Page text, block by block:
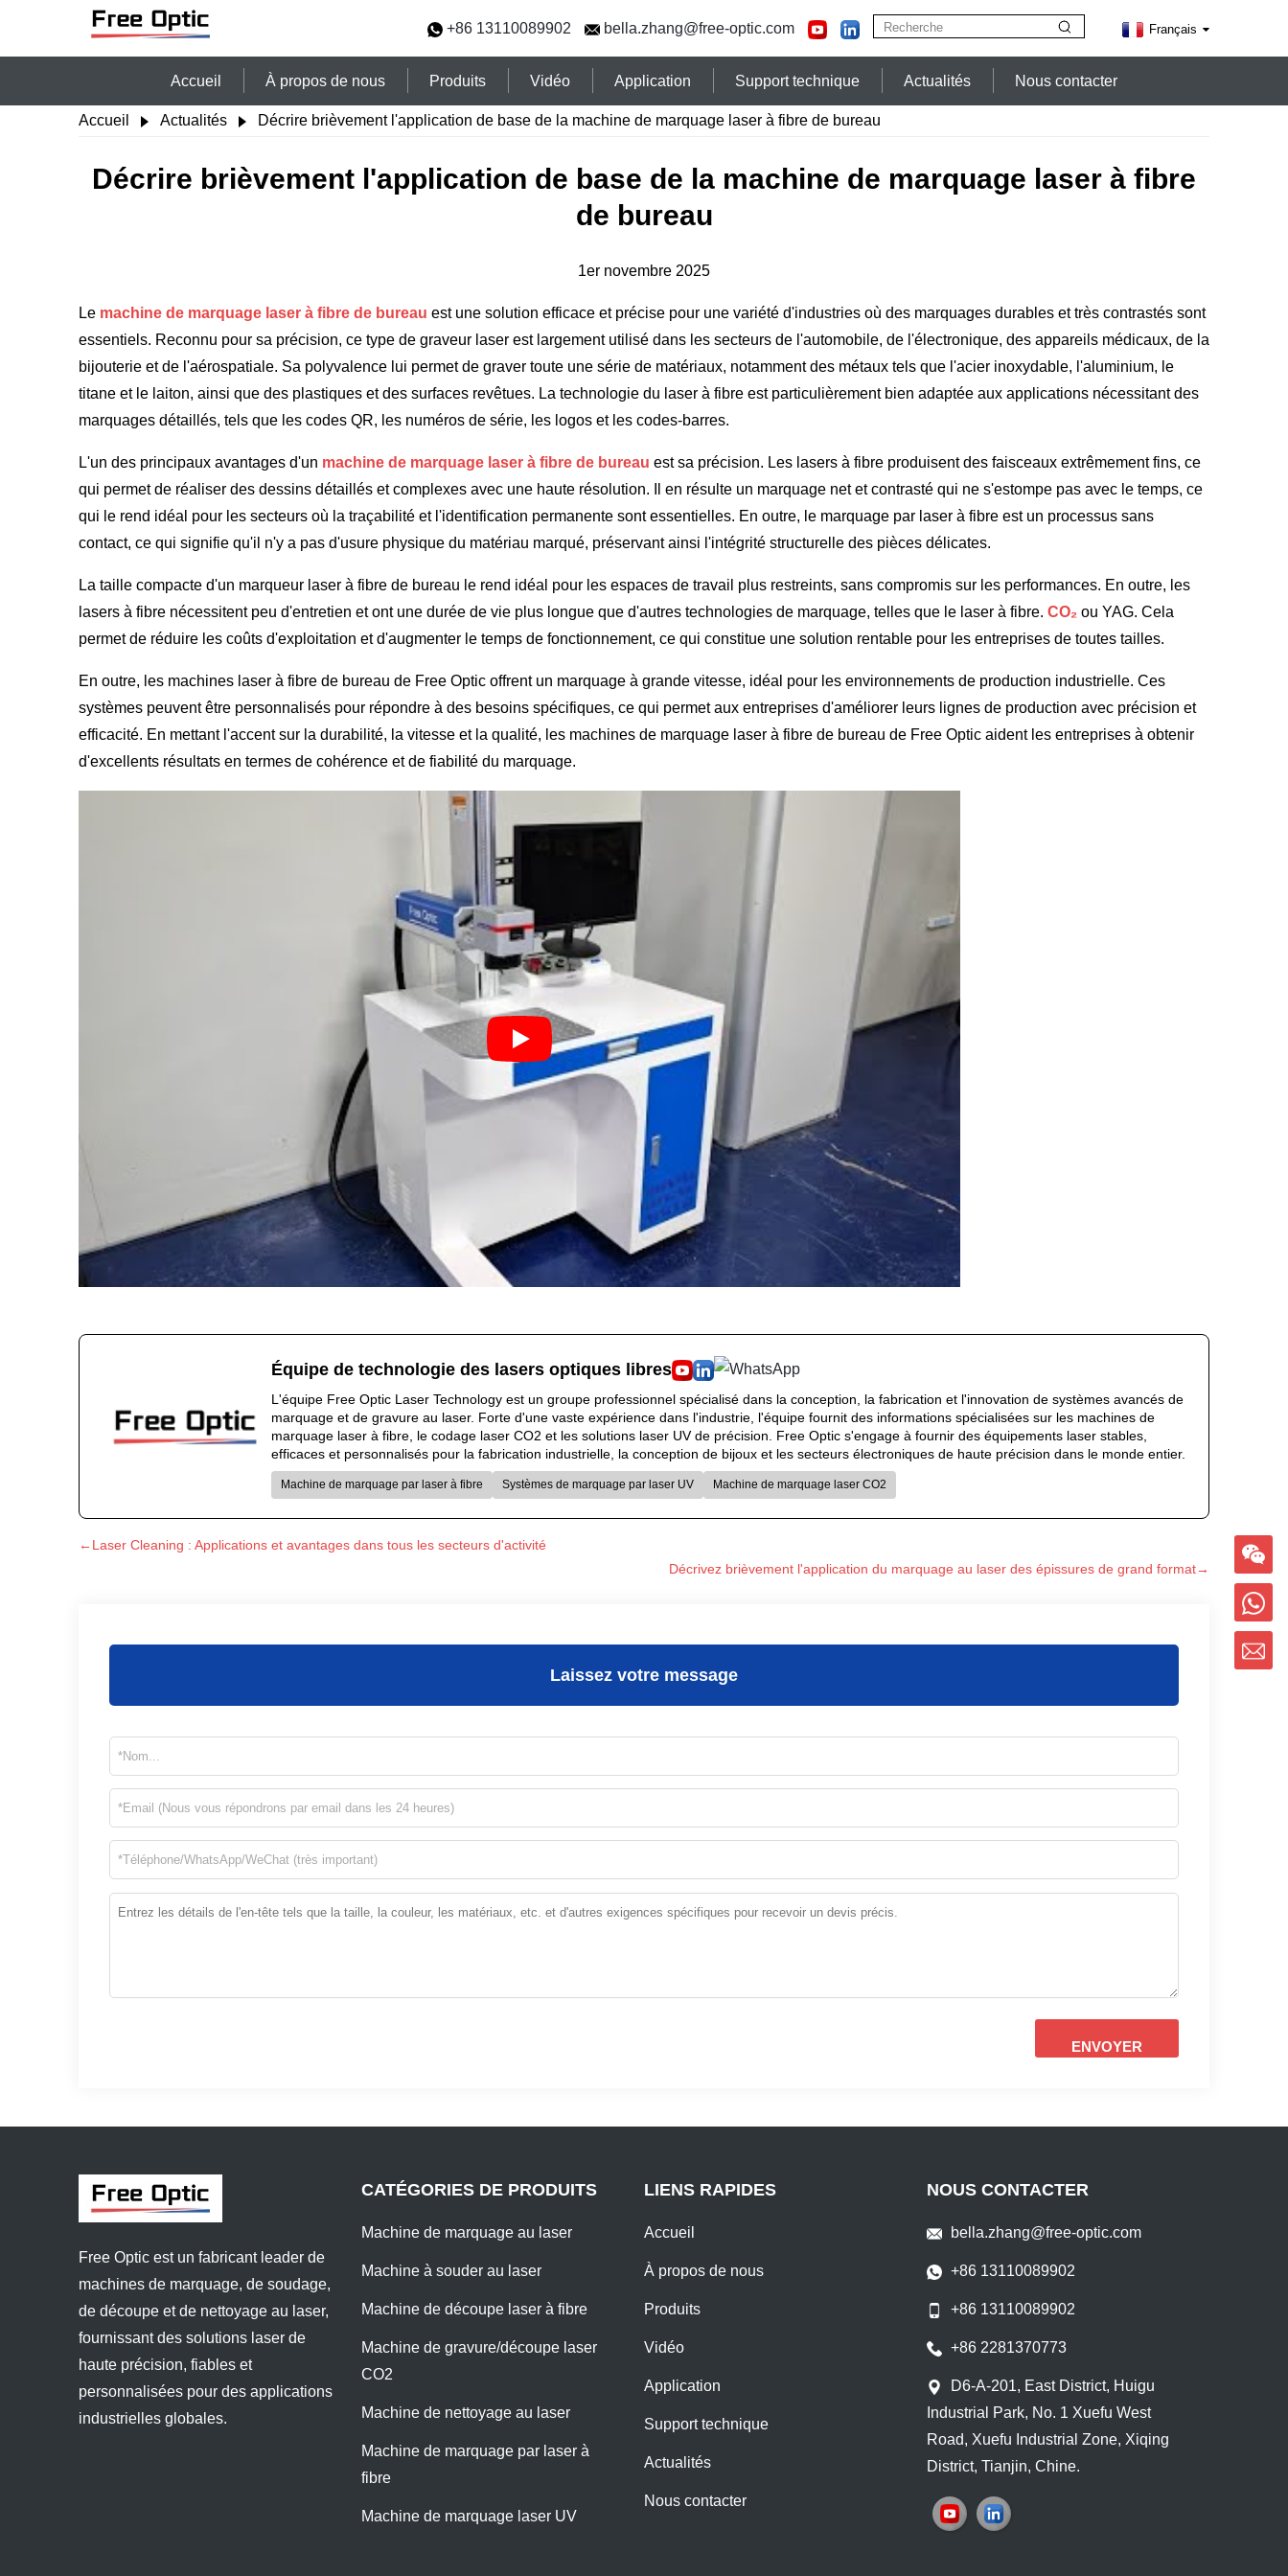
+86 13110089902 bella.zhang@free-optic.com Français
Accueil À propos de nous Produits Vidéo Application Support technique Actualités Nous contacter
Accueil Actualités Décrire brièvement l'application de base de la machine de marquage laser à fibre de bureau
Décrire brièvement l'application de base de la machine de marquage laser à fibre
de bureau
1er novembre 2025
Le machine de marquage laser à fibre de bureau est une solution efficace et précise pour une variété d'industries où des marquages durables et très contrastés sont
essentiels. Reconnu pour sa précision, ce type de graveur laser est largement utilisé dans les secteurs de l'automobile, de l'électronique, des appareils médicaux, de la
bijouterie et de l'aérospatiale. Sa polyvalence lui permet de graver toute une série de matériaux, notamment des métaux tels que l'acier inoxydable, l'aluminium, le
titane et le laiton, ainsi que des plastiques et des surfaces revêtues. La technologie du laser à fibre est particulièrement bien adaptée aux applications nécessitant des
marquages détaillés, tels que les codes QR, les numéros de série, les logos et les codes-barres.
L'un des principaux avantages d'un machine de marquage laser à fibre de bureau est sa précision. Les lasers à fibre produisent des faisceaux extrêmement fins, ce
qui permet de réaliser des dessins détaillés et complexes avec une haute résolution. Il en résulte un marquage net et contrasté qui ne s'estompe pas avec le temps, ce
qui le rend idéal pour les secteurs où la traçabilité et l'identification permanente sont essentielles. En outre, le marquage par laser à fibre est un processus sans
contact, ce qui signifie qu'il n'y a pas d'usure physique du matériau marqué, préservant ainsi l'intégrité structurelle des pièces délicates.
La taille compacte d'un marqueur laser à fibre de bureau le rend idéal pour les espaces de travail plus restreints, sans compromis sur les performances. En outre, les
lasers à fibre nécessitent peu d'entretien et ont une durée de vie plus longue que d'autres technologies de marquage, telles que le laser à fibre. CO₂ ou YAG. Cela
permet de réduire les coûts d'exploitation et d'augmenter le temps de fonctionnement, ce qui constitue une solution rentable pour les entreprises de toutes tailles.
En outre, les machines laser à fibre de bureau de Free Optic offrent un marquage à grande vitesse, idéal pour les environnements de production industrielle. Ces
systèmes peuvent être personnalisés pour répondre à des besoins spécifiques, ce qui permet aux entreprises d'améliorer leurs lignes de production avec précision et
efficacité. En mettant l'accent sur la durabilité, la vitesse et la qualité, les machines de marquage laser à fibre de bureau de Free Optic aident les entreprises à obtenir
d'excellents résultats en termes de cohérence et de fiabilité du marquage.
Équipe de technologie des lasers optiques libres
L'équipe Free Optic Laser Technology est un groupe professionnel spécialisé dans la conception, la fabrication et l'innovation de systèmes avancés de
marquage et de gravure au laser. Forte d'une vaste expérience dans l'industrie, l'équipe fournit des informations spécialisées sur les machines de
marquage laser à fibre, le codage laser CO2 et les solutions laser UV de précision. Free Optic s'engage à fournir des équipements laser stables,
efficaces et personnalisés pour la fabrication industrielle, la conception de bijoux et les secteurs électroniques de haute précision dans le monde entier.
Machine de marquage par laser à fibre Systèmes de marquage par laser UV Machine de marquage laser CO2
←Laser Cleaning : Applications et avantages dans tous les secteurs d'activité
Décrivez brièvement l'application du marquage au laser des épissures de grand format→
Laissez votre message
ENVOYER
Free Optic est un fabricant leader de
machines de marquage, de soudage,
de découpe et de nettoyage au laser,
fournissant des solutions laser de
haute précision, fiables et
personnalisées pour des applications
industrielles globales.
CATÉGORIES DE PRODUITS
Machine de marquage au laser
Machine à souder au laser
Machine de découpe laser à fibre
Machine de gravure/découpe laser
CO2
Machine de nettoyage au laser
Machine de marquage par laser à
fibre
Machine de marquage laser UV
LIENS RAPIDES
Accueil
À propos de nous
Produits
Vidéo
Application
Support technique
Actualités
Nous contacter
NOUS CONTACTER
bella.zhang@free-optic.com
+86 13110089902
+86 13110089902
+86 2281370773
D6-A-201, East District, Huigu
Industrial Park, No. 1 Xuefu West
Road, Xuefu Industrial Zone, Xiqing
District, Tianjin, Chine.